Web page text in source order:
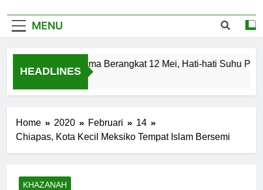
MENU
HEADLINES
Haji Kloter Pertama Berangkat 12 Mei, Hati-hati Suhu Panas
Home 2020 Februari
14
Chiapas, Kota Kecil Meksiko Tempat Islam Bersemi
KHAZANAH